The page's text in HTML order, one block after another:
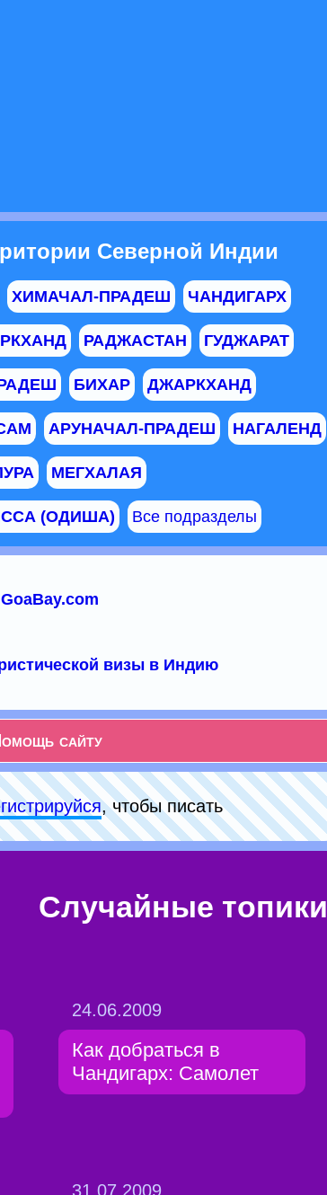
Северной Индии
ХИМАЧАЛ-ПРАДЕШ ЧАНДИГАРХ
РАДЖАСТАН ГУДЖАРАТ
БИХАР ДЖАРКХАНД
АРУНАЧАЛ-ПРАДЕШ НАГАЛЕНД
МЕГХАЛАЯ
(ОДИША) Все подразделы
визы в Индию
сайту
, чтобы писать
Случайные топики
24.06.2009
Как добраться в
Чандигарх: Самолет
31.07.2009